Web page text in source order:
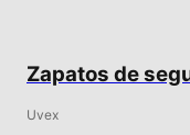
Zapatos de
Uvex